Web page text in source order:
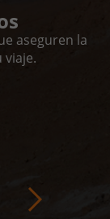
aseguren la
viaje.